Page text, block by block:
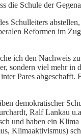
die Schule der
Schulleiters
Reformen im
ich den Nachweis
sondern viel mehr
Pares
demokratischer
Ralf Lankau
und haben ein
Klimaaktivismus)